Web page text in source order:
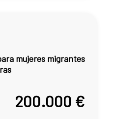
mujeres migrantes
200.000 €